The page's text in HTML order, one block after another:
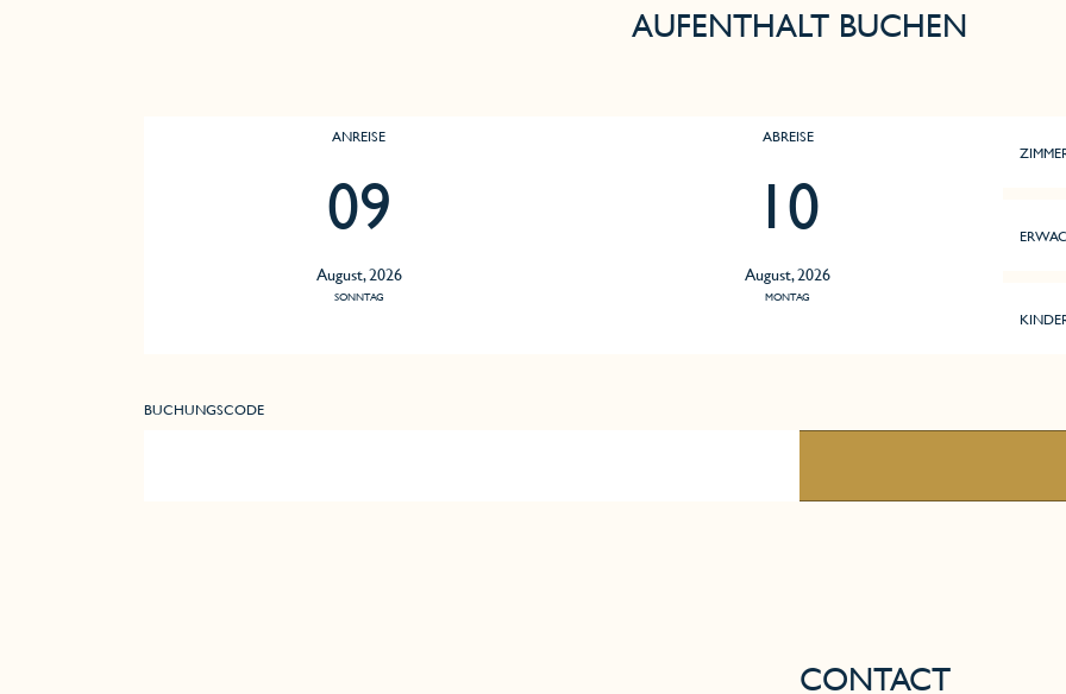
AUFENTHALT BUCHEN
ANREISE
09
August, 2026
SONNTAG
ABREISE
10
August, 2026
MONTAG
BUCHUNGSCODE
CONTACT